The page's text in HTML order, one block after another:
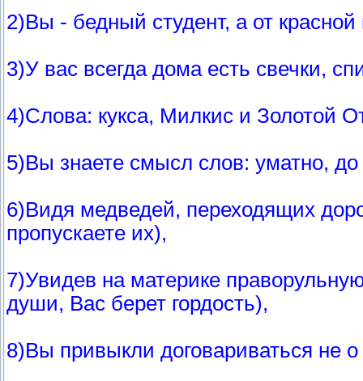
2)Вы - бедный студент, а от
3)У вас всегда дома есть свечки,
4)Слова: кукса, Милкис и Золотой
5)Вы знаете смысл слов: уматно, до
6)Видя медведей, переходящих
пропускаете их),
7)Увидев на материке
души, Вас берет гордость),
8)Вы привыкли договариваться не